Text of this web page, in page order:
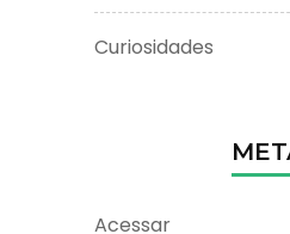
Curiosidades
Acessar